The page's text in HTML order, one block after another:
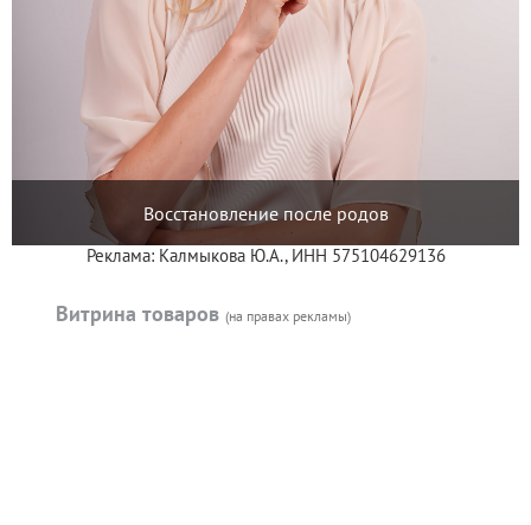
Восстановление после родов
Реклама: Калмыкова Ю.А., ИНН 575104629136
Витрина товаров (на правах рекламы)